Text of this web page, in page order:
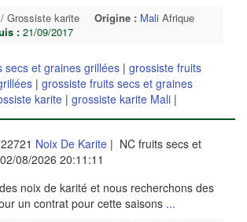
Grossiste karite Origine : Mali Afrique
: 21/09/2017
secs et graines grillées | grossiste fruits
| grossiste fruits secs et graines
karite | grossiste karite Mali |
Noix De Karite| NC fruits secs et
08/2026 20:11:11
noix de karité et nous recherchons des
un contrat pour cette saisons ...